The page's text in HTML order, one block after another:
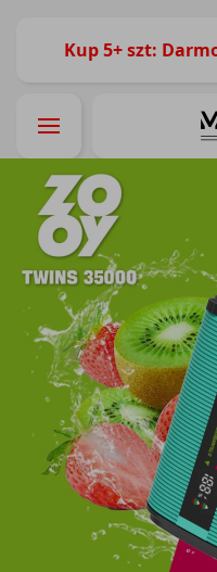
Kup 5+ szt: